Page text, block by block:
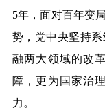
5年，面对百年变
势，党中央坚持
融两大领域的改
障，更为国家治
力。